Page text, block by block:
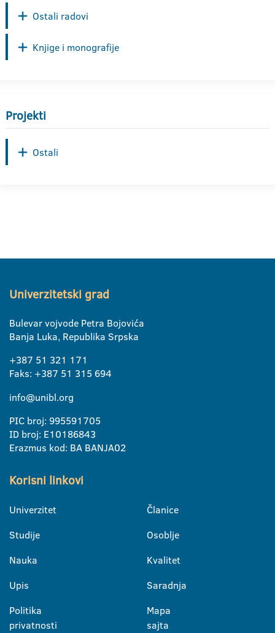
Ostali radovi
Knjige i monografije
Projekti
Ostali
Univerzitetski grad
Bulevar vojvode Petra Bojovića
Banja Luka, Republika Srpska
+387 51 321 171
Faks: +387 51 315 694
info@unibl.org
PIC broj: 995591705
ID broj: E10186843
Erazmus kod: BA BANJA02
Korisni linkovi
Univerzitet
Studije
Nauka
Upis
Politika
privatnosti
Članice
Osoblje
Kvalitet
Saradnja
Mapa
sajta